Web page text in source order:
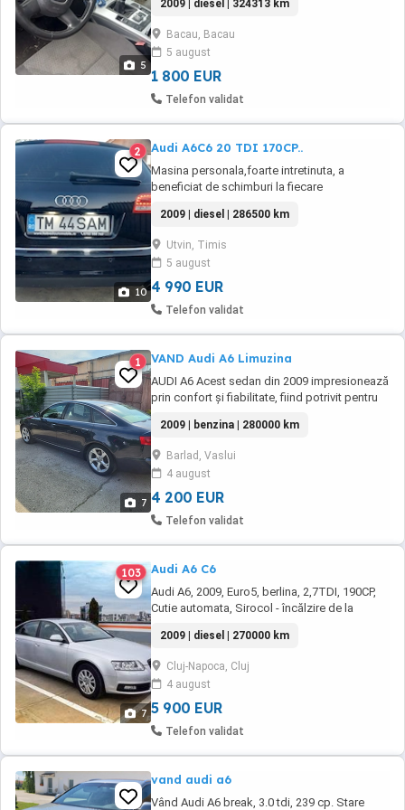
5
detalii la telefon Preț 1.800
2009 | diesel | 324313 km
Bacau, Bacau
5 august
1 800 EUR
Telefon validat
10
2 Audi A6C6 20 TDI 170CP..
Masina personala,foarte intretinuta, a
beneficiat de schimburi la fiecare
noi All season montate 2025,carlig remorcare
electric și retractabil,interior piele
Alcantara..etc etc..masina se vinde doar cu
perfectarea actelor și se ofera fiscal..itp
valabil 05 ...
2009 | diesel | 286500 km
Utvin, Timis
5 august
4 990 EUR
Telefon validat
7
1 VAND Audi A6 Limuzina
AUDI A6 Acest sedan din 2009 impresionează
prin confort și fiabilitate, fiind potrivit pentru
Vehiculul este înmatriculat și nu a fost
implicat în accidente, având o istorie clară.
Culoarea albastră îi conferă un aspect
elegant, iar dotările multiple asigură ...
2009 | benzina | 280000 km
Barlad, Vaslui
4 august
4 200 EUR
Telefon validat
7
103 Audi A6 C6
Audi A6, 2009, Euro5, berlina, 2,7TDI, 190CP,
Cutie automata, Sirocol - încălzire de la
Berlina, Euro 5, 2,7TDI, 190CP, Cutie automata,
Sirocol, Sistem audio Bose, Navigatie,
Telefon, Camera mers cu spatele, Scaune
incalzite Fata si Spate, Oglinzi incalzite ...
2009 | diesel | 270000 km
Cluj-Napoca, Cluj
4 august
5 900 EUR
Telefon validat
vand audi a6
Vând Audi A6 break, 3.0 tdi, 239 cp. Stare